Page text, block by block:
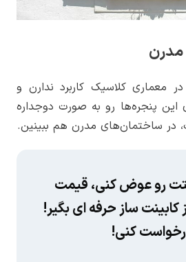
مدرن
معماری کلاسیک کاربرد ندارن و
این پنجره‌ها رو به صورت دوجداره
در ساختمان‌های مدرن هم ببینین.
رو عوض کنی، قیمت
کابینت ساز حرفه ای بگیر!
کنی!